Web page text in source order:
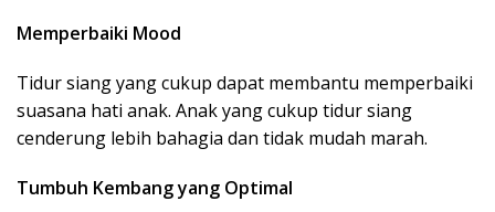
Memperbaiki Mood
Tidur siang yang cukup dapat membantu memperbaiki
suasana hati anak. Anak yang cukup tidur siang
cenderung lebih bahagia dan tidak mudah marah.
Tumbuh Kembang yang Optimal